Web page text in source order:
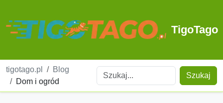
TigoTago
tigotago.pl
Blog
Dom i ogród
Szukaj